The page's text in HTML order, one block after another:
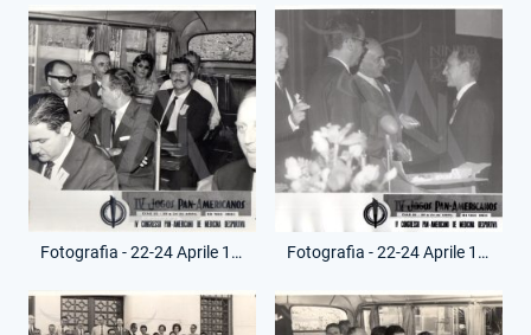
Fotografia - 22-24 Aprile 1963 - Giochi Paramericani San Paolo - Renato Ziaco Fotografia - 22-24 Aprile 1963 - Giochi Paramericani San Paolo - Renato Ziaco